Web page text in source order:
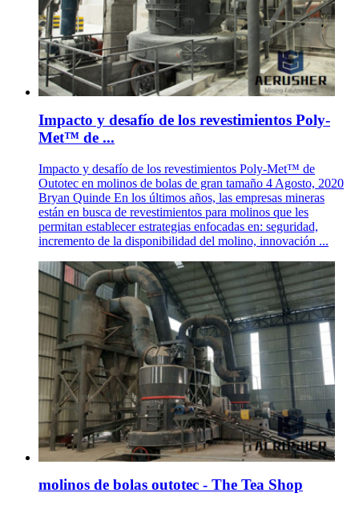
Impacto y desafío de los revestimientos Poly-
Met™ de ...
Impacto y desafío de los revestimientos Poly-Met™ de
Outotec en molinos de bolas de gran tamaño 4 Agosto, 2020
Bryan Quinde En los últimos años, las empresas mineras
están en busca de revestimientos para molinos que les
permitan establecer estrategias enfocadas en: seguridad,
incremento de la disponibilidad del molino, innovación ...
molinos de bolas outotec - The Tea Shop